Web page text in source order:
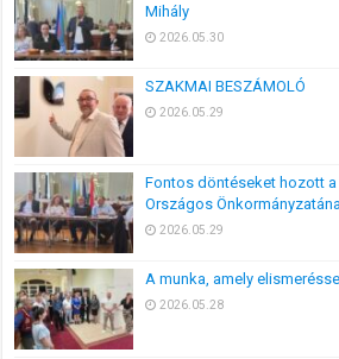
Mihály
2026.05.30
SZAKMAI BESZÁMOLÓ
2026.05.29
Fontos döntéseket hozott
Országos
2026.05.29
A munka, amely
2026.05.28